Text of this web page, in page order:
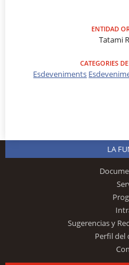
ENTIDAD
Tatami
CATEGORIES
Esdeveniments
LA
Sugerencias y
Perfil del